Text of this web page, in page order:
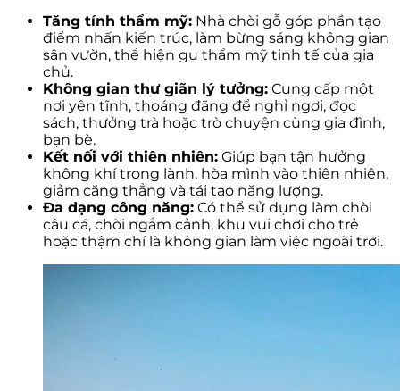
Tăng tính thẩm mỹ: Nhà chòi gỗ góp phần tạo
điểm nhấn kiến trúc, làm bừng sáng không gian
sân vườn, thể hiện gu thẩm mỹ tinh tế của gia
chủ.
Không gian thư giãn lý tưởng: Cung cấp một
nơi yên tĩnh, thoáng đãng để nghỉ ngơi, đọc
sách, thưởng trà hoặc trò chuyện cùng gia đình,
bạn bè.
Kết nối với thiên nhiên: Giúp bạn tận hưởng
không khí trong lành, hòa mình vào thiên nhiên,
giảm căng thẳng và tái tạo năng lượng.
Đa dạng công năng: Có thể sử dụng làm chòi
câu cá, chòi ngắm cảnh, khu vui chơi cho trẻ
hoặc thậm chí là không gian làm việc ngoài trời.